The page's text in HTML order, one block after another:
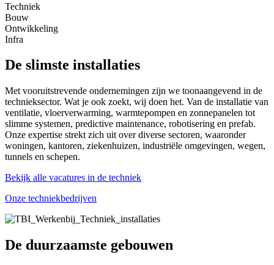
Techniek
Bouw
Ontwikkeling
Infra
De slimste installaties
Met vooruitstrevende ondernemingen zijn we toonaangevend in de
technieksector. Wat je ook zoekt, wij doen het. Van de installatie van
ventilatie, vloerverwarming, warmtepompen en zonnepanelen tot
slimme systemen, predictive maintenance, robotisering en prefab.
Onze expertise strekt zich uit over diverse sectoren, waaronder
woningen, kantoren, ziekenhuizen, industriële omgevingen, wegen,
tunnels en schepen.
Bekijk alle vacatures in de techniek
Onze techniekbedrijven
De duurzaamste gebouwen